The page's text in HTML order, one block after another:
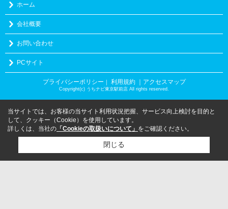
ホーム
会社概要
お問い合わせ
PCサイト
プライバシーポリシー ｜ 利用規約 ｜アクセスマップ
Copyright(c) うちナビ東京駅前店 All rights reserved.
当サイトでは、お客様の当サイト利用状況把握、サービス向上検討を目的と
して、クッキー（Cookie）を使用しています。
詳しくは、当社の 「Cookieの取扱いについて」 をご確認ください。
閉じる